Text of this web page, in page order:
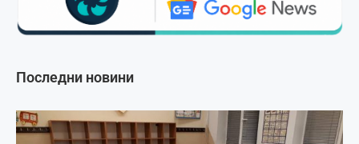
Последни новини